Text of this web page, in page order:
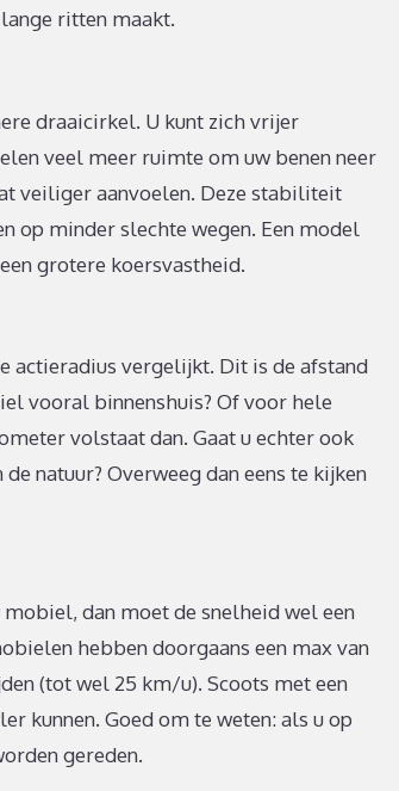
ritten maakt.
draaicirkel. U kunt zich vrijer
veel meer ruimte om uw benen neer
veiliger aanvoelen. Deze stabiliteit
op minder slechte wegen. Een model
grotere koersvastheid.
actieradius vergelijkt. Dit is de afstand
vooral binnenshuis? Of voor hele
volstaat dan. Gaat u echter ook
natuur? Overweeg dan eens te kijken
dan moet de snelheid wel een
hebben doorgaans een max van
(tot wel 25 km/u). Scoots met een
kunnen. Goed om te weten: als u op
gereden.